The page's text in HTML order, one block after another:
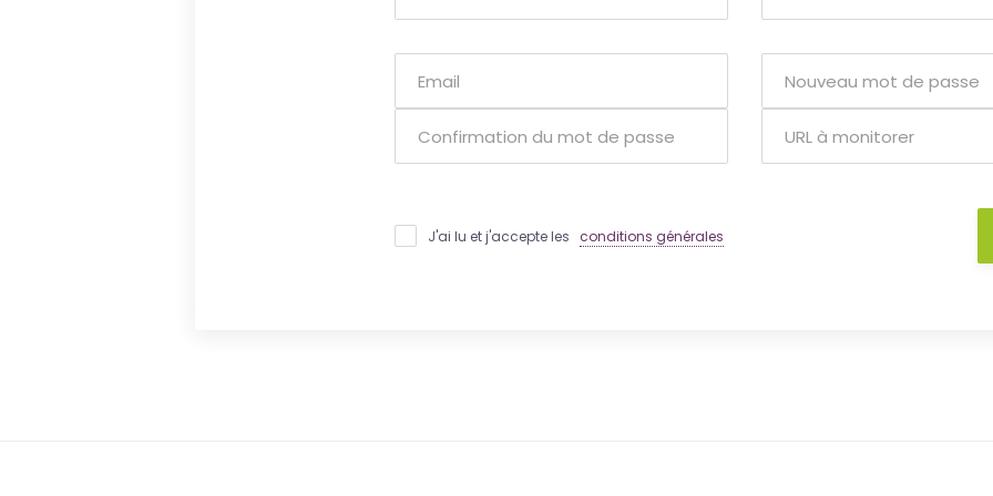
J'ai lu et j'accepte les conditions générales